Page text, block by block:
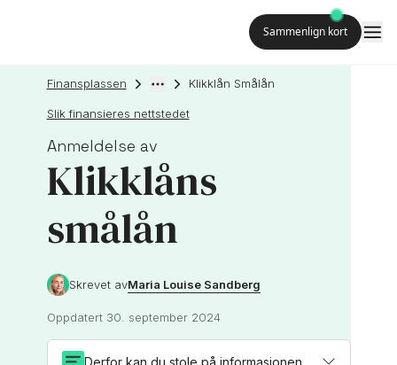
Sammenlign kort
Finansplassen Klikklån Smålån
Slik finansieres nettstedet
Anmeldelse av
Klikklåns
smålån
Skrevet avMaria Louise Sandberg
Oppdatert 30. september 2024
Derfor kan du stole på informasjonen